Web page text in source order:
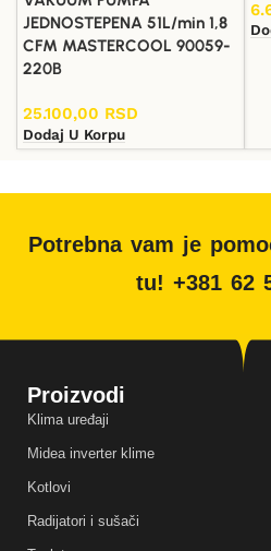
JEDNOSTEPENA 51L/min 1,8
CFM MASTERCOOL 90059-
220B
25.100,00 RSD
Dodaj U Korpu
Potrebna vam je
tu! +381 62
Proizvodi
Klima uređaji
Midea inverter klime
Kotlovi
Radijatori i sušači